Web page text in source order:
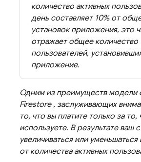
количество активных
день составляет 10% от
установок приложения, это
отражает общее количество
пользователей,
приложение.
Одним из преимуществ модели
Firestore, заслуживающих
то, что вы платите только за то,
используете. В результате ваш
увеличиваться или
от количества активных